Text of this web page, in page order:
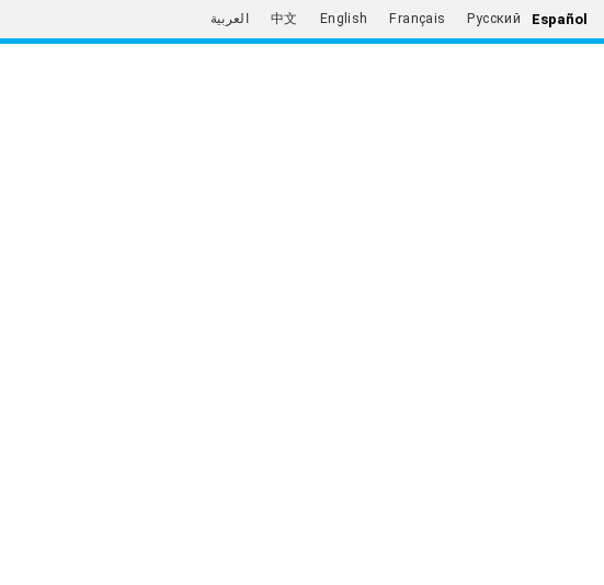
العربية 中文 English Français Русский Español